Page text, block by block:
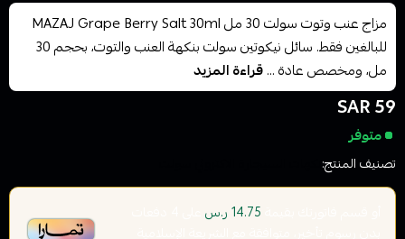
مزاج عنب وتوت سولت 30 مل MAZAJ Grape Berry Salt 30ml
للبالغين فقط. سائل نيكوتين سولت بنكهة العنب والتوت، بحجم 30
مل، ومخصص عادة ...قراءة المزيد
59 SAR
متوفر
تصنيف المنتج:
14.75 ر.س